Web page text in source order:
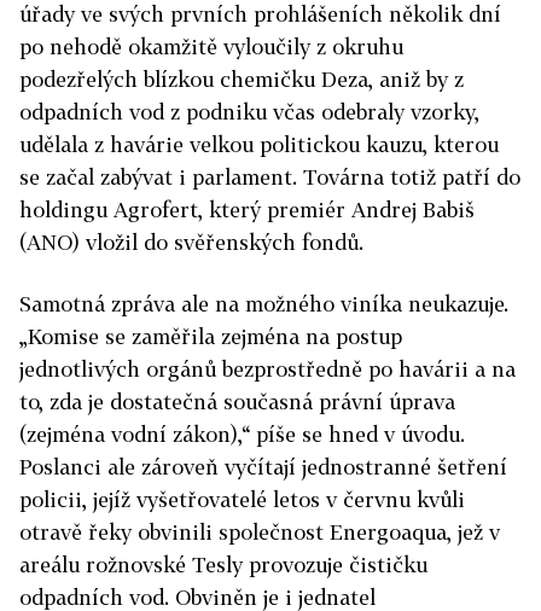
úřady ve svých prvních prohlášeních několik dní
po nehodě okamžitě vyloučily z okruhu
podezřelých blízkou chemičku Deza, aniž by z
odpadních vod z podniku včas odebraly vzorky,
udělala z havárie velkou politickou kauzu, kterou
se začal zabývat i parlament. Továrna totiž patří do
holdingu Agrofert, který premiér Andrej Babiš
(ANO) vložil do svěřenských fondů.
Samotná zpráva ale na možného viníka neukazuje.
„Komise se zaměřila zejména na postup
jednotlivých orgánů bezprostředně po havárii a na
to, zda je dostatečná současná právní úprava
(zejména vodní zákon),“ píše se hned v úvodu.
Poslanci ale zároveň vyčítají jednostranné šetření
policii, jejíž vyšetřovatelé letos v červnu kvůli
otravě řeky obvinili společnost Energoaqua, jež v
areálu rožnovské Tesly provozuje čističku
odpadních vod. Obviněn je i jednatel